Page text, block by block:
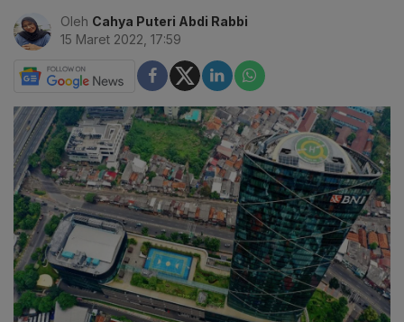
Oleh Cahya Puteri Abdi Rabbi
15 Maret 2022, 17:59